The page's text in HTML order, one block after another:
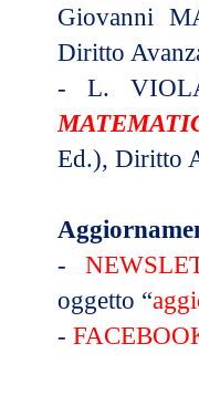
Giovanni
Diritto
- L.
Ed.), Diritto
-
oggetto “
-